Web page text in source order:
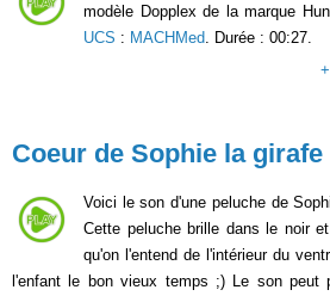
modèle Dopplex de la marque
UCS : MACHMed . Durée : 00:27.
Coeur de Sophie la girafe
Voici le son d'une peluche de
Cette peluche brille dans le noir
qu'on l'entend de l'intérieur du
l'enfant le bon vieux temps ;) Le son peut